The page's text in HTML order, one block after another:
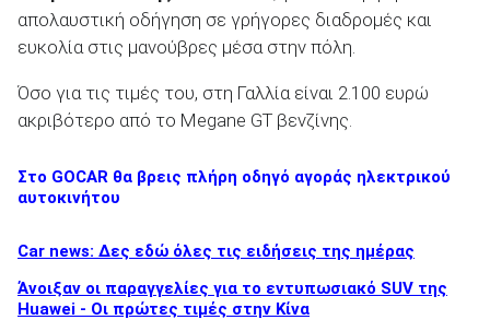
απολαυστική οδήγηση σε γρήγορες διαδρομές και
ευκολία στις μανούβρες μέσα στην πόλη.
Όσο για τις τιμές του, στη Γαλλία είναι 2.100 ευρώ
ακριβότερο από το Megane GT βενζίνης.
Στο GOCAR θα βρεις πλήρη οδηγό αγοράς ηλεκτρικού
αυτοκινήτου
Car news: Δες εδώ όλες τις ειδήσεις της ημέρας
Άνοιξαν οι παραγγελίες για το εντυπωσιακό SUV της
Huawei - Οι πρώτες τιμές στην Κίνα